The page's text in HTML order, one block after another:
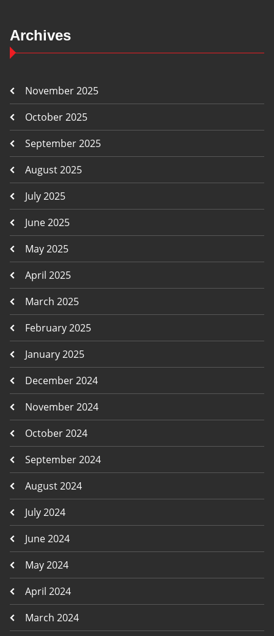
Archives
November 2025
October 2025
September 2025
August 2025
July 2025
June 2025
May 2025
April 2025
March 2025
February 2025
January 2025
December 2024
November 2024
October 2024
September 2024
August 2024
July 2024
June 2024
May 2024
April 2024
March 2024